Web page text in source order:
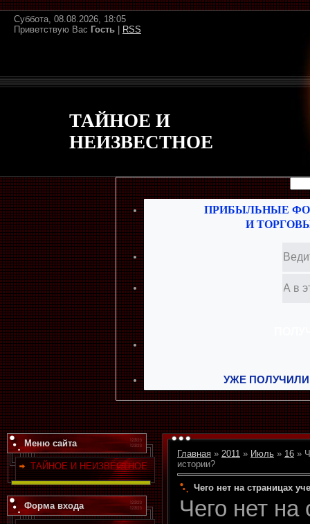
Суббота, 08.08.2026, 18:05
Приветствую Вас Гость RSS
ТАЙНОЕ И
НЕИЗВЕСТНОЕ
ПРИБЫЛЬНЫЕ
И
УЖЕ
Меню сайта
ТАЙНОЕ И НЕИЗВЕСТНОЕ
Форма входа
Главная » 2011 » Июль » 16 »
истории?
Чего нет на страницах
Чего нет на